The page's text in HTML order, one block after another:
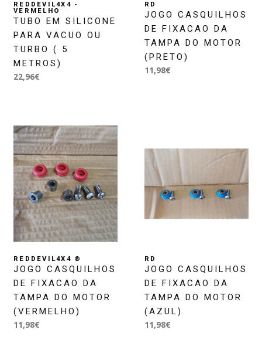
REDDEVIL4X4 -
VERMELHO
TUBO EM SILICONE
PARA VACUO OU
TURBO ( 5
METROS)
22,96€
RD
JOGO CASQUILHOS
DE FIXACAO DA
TAMPA DO MOTOR
(PRETO)
11,98€
REDDEVIL4X4 ®
JOGO CASQUILHOS
DE FIXACAO DA
TAMPA DO MOTOR
(VERMELHO)
11,98€
RD
JOGO CASQUILHOS
DE FIXACAO DA
TAMPA DO MOTOR
(AZUL)
11,98€